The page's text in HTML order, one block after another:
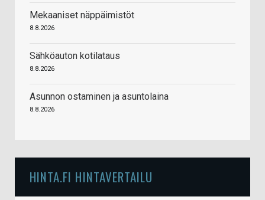
Mekaaniset näppäimistöt
8.8.2026
Sähköauton kotilataus
8.8.2026
Asunnon ostaminen ja asuntolaina
8.8.2026
HINTA.FI HINTAVERTAILU